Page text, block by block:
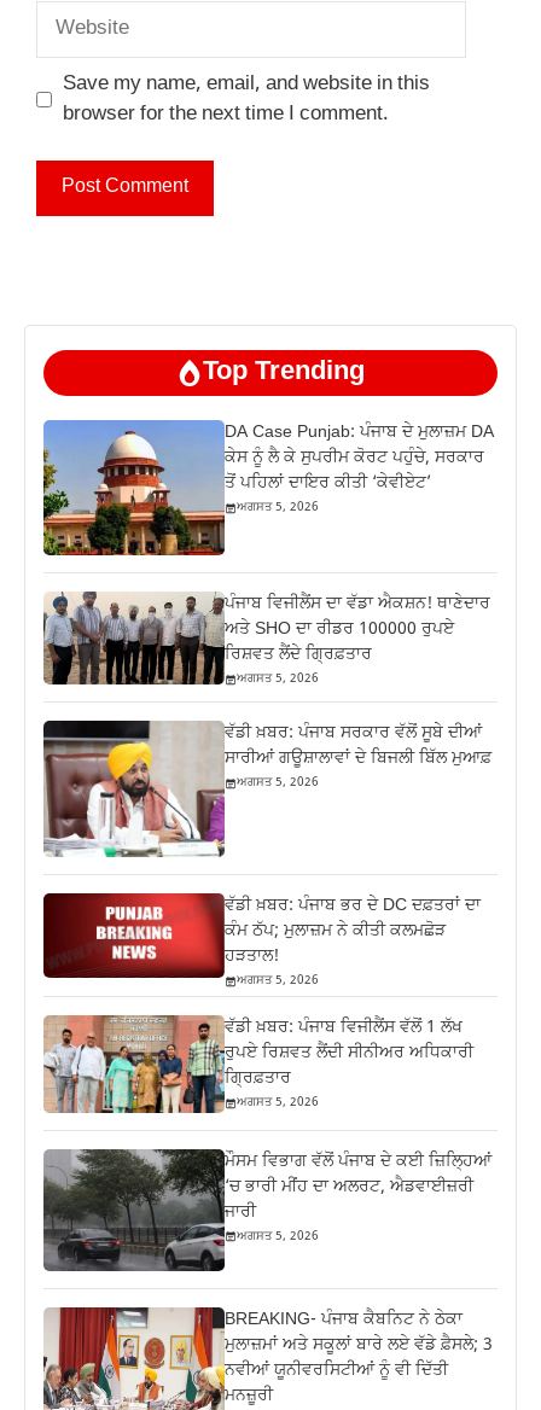
Website
Save my name, email, and website in this
browser for the next time I comment.
Top Trending
DA Case Punjab: ਪੰਜਾਬ ਦੇ ਮੁਲਾਜ਼ਮ DA
ਕੇਸ ਨੂੰ ਲੈ ਕੇ ਸੁਪਰੀਮ ਕੋਰਟ ਪਹੁੰਚੇ, ਸਰਕਾਰ
ਤੋਂ ਪਹਿਲਾਂ ਦਾਇਰ ਕੀਤੀ ‘ਕੇਵੀਏਟ’
ਅਗਸਤ 5, 2026
ਪੰਜਾਬ ਵਿਜੀਲੈਂਸ ਦਾ ਵੱਡਾ ਐਕਸ਼ਨ! ਥਾਣੇਦਾਰ
ਅਤੇ SHO ਦਾ ਰੀਡਰ 100000 ਰੁਪਏ
ਰਿਸ਼ਵਤ ਲੈਂਦੇ ਗ੍ਰਿਫ਼ਤਾਰ
ਅਗਸਤ 5, 2026
ਵੱਡੀ ਖ਼ਬਰ: ਪੰਜਾਬ ਸਰਕਾਰ ਵੱਲੋਂ ਸੂਬੇ ਦੀਆਂ
ਸਾਰੀਆਂ ਗਊਸ਼ਾਲਾਵਾਂ ਦੇ ਬਿਜਲੀ ਬਿੱਲ ਮੁਆਫ਼
ਅਗਸਤ 5, 2026
ਵੱਡੀ ਖ਼ਬਰ: ਪੰਜਾਬ ਭਰ ਦੇ DC ਦਫ਼ਤਰਾਂ ਦਾ
ਕੰਮ ਠੱਪ; ਮੁਲਾਜ਼ਮ ਨੇ ਕੀਤੀ ਕਲਮਛੋੜ
ਹੜਤਾਲ!
ਅਗਸਤ 5, 2026
ਵੱਡੀ ਖ਼ਬਰ: ਪੰਜਾਬ ਵਿਜੀਲੈਂਸ ਵੱਲੋਂ 1 ਲੱਖ
ਰੁਪਏ ਰਿਸ਼ਵਤ ਲੈਂਦੀ ਸੀਨੀਅਰ ਅਧਿਕਾਰੀ
ਗ੍ਰਿਫ਼ਤਾਰ
ਅਗਸਤ 5, 2026
ਮੌਸਮ ਵਿਭਾਗ ਵੱਲੋਂ ਪੰਜਾਬ ਦੇ ਕਈ ਜ਼‍ਿਲ੍ਹਿਆਂ
‘ਚ ਭਾਰੀ ਮੀਂਹ ਦਾ ਅਲਰਟ, ਐਡਵਾਈਜ਼ਰੀ
ਜਾਰੀ
ਅਗਸਤ 5, 2026
BREAKING- ਪੰਜਾਬ ਕੈਬਨਿਟ ਨੇ ਠੇਕਾ
ਮੁਲਾਜ਼ਮਾਂ ਅਤੇ ਸਕੂਲਾਂ ਬਾਰੇ ਲਏ ਵੱਡੇ ਫ਼ੈਸਲੇ; 3
ਨਵੀਆਂ ਯੂਨੀਵਰਸਿਟੀਆਂ ਨੂੰ ਵੀ ਦਿੱਤੀ
ਮਨਜ਼ੂਰੀ